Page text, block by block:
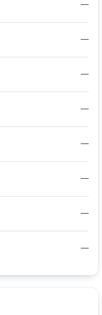
—
—
—
—
—
—
—
—